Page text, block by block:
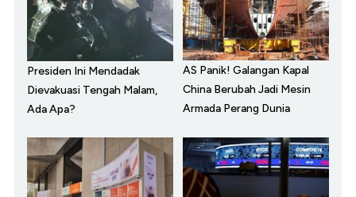
Presiden Ini Mendadak
Dievakuasi Tengah Malam,
Ada Apa?
AS Panik! Galangan Kapal
China Berubah Jadi Mesin
Armada Perang Dunia